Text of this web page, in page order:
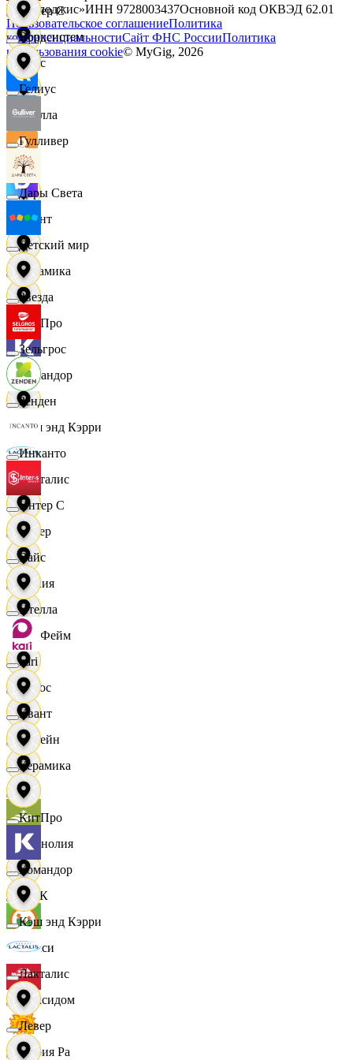
Интер С
Вайс
Ителла
kari
Квант
Керамика
КитПро
Командор
Кэш энд Кэрри
Лакталис
Левер
Линия
ЛисФейм
Логос
Лорейн
Луч
Магнолия
МАК
Макси
Максидом
Мария Ра
Ворксистем
Гелиус
Гулливер
Дары Света
Детский мир
Звезда
Зельгрос
Зенден
Инканто
Интер С
Вайс
Ителла
kari
Квант
Керамика
КитПро
Командор
Кэш энд Кэрри
Лакталис
Левер
Технолоджис»ИНН 9728003437Основной код ОКВЭД 62.01
Пользовательское соглашениеПолитика
конфиденциальностиСайт ФНС РоссииПолитика
использования cookie© MyGig, 2026